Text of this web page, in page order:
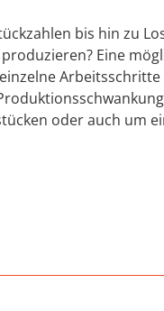
bis hin zu
Eine
oder auch um